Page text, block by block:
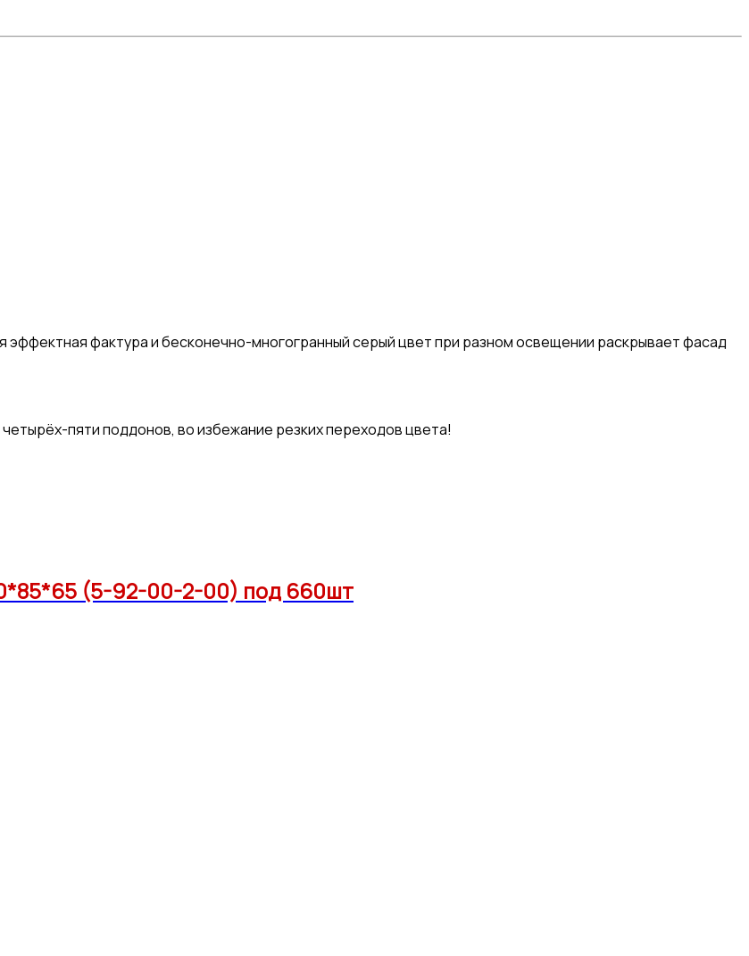
эффектная фактура и бесконечно-многогранный серый цвет при разном освещении раскрывает фасад
пяти поддонов, во избежание резких переходов цвета!
(5-92-00-2-00) под 660шт